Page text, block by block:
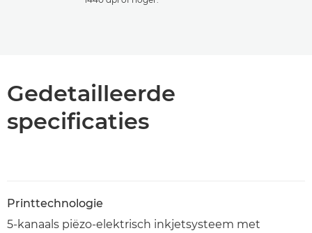
Gedetailleerde
specificaties
Printtechnologie
5-kanaals piëzo-elektrisch inkjetsysteem met